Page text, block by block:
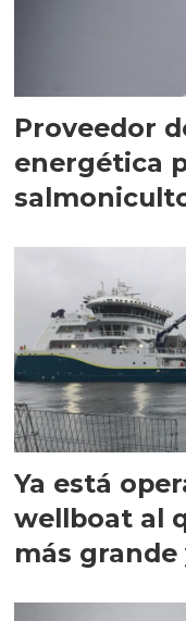
Proveedor
energética
Ya está
wellboat al
más